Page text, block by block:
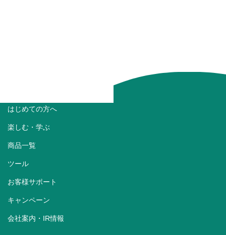
はじめての方へ
楽しむ・学ぶ
商品一覧
ツール
お客様サポート
キャンペーン
会社案内・IR情報